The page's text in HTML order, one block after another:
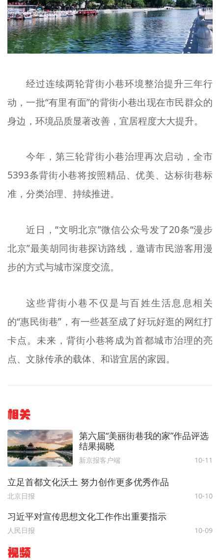
经过连续两轮背街小巷环境整治提升三年行
动，一批“有里有面”的背街小巷出现在市民群众的
身边，环境品质显著改善，宜居程度大大提升。
今年，第三轮背街小巷治理再次启动，全市
5393条背街小巷将按照精品、优美、达标街巷标
准，分类治理、持续推进。
近日，“文明北京”微信公众号发了20条“漫步
北京”最美胡同街巷探访路线，邀请市民游客用漫
步的方式与城市深度交流。
这些背街小巷不仅是与百姓生活息息相关
的“惠民街巷”，有一些甚至成了好玩好逛的网红打
卡点。未来，背街小巷将成为首都城市治理的亮
点、文脉传承的载体、和谐宜居的家园。
相关
第六届“美丽街巷我的家”作品评选
结果揭晓
新京报客户端 10-11
立足首都文化沃土 努力创作更多优秀作品
北京日报 10-10
习近平对宣传思想文化工作作出重要指示
人民日报 10-09
视频